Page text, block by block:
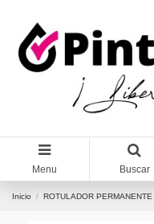
Menu Buscar
Inicio ROTULADOR